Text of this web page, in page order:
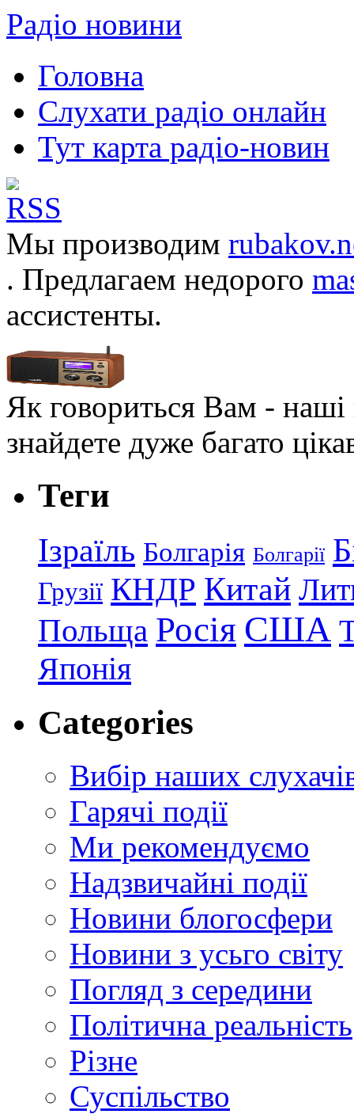
Радіо новини
Головна
Слухати радіо онлайн
Тут карта радіо-новин
Мы производим
. Предлагаем недорого
ассистенты.
Як говориться Вам - наші
знайдете дуже багато
Теги
Ізраїль Болгарія Болгарії
Грузії КНДР Китай
Польща Росія США
Японія
Categories
Вибір наших
Гарячі події
Ми рекомендуємо
Надзвичайні події
Новини блогосфери
Новини з усьго світу
Погляд з середини
Політична реальність
Різне
Суспільство